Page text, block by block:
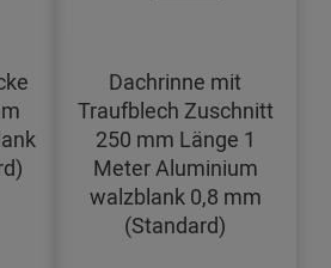
Dachrinne mit
Traufblech Zuschnitt
250 mm Länge 1
Meter Aluminium
walzblank 0,8 mm
(Standard)